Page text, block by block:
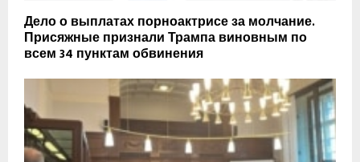
Дело о выплатах порноактрисе за молчание.
Присяжные признали Трампа виновным по
всем 34 пунктам обвинения